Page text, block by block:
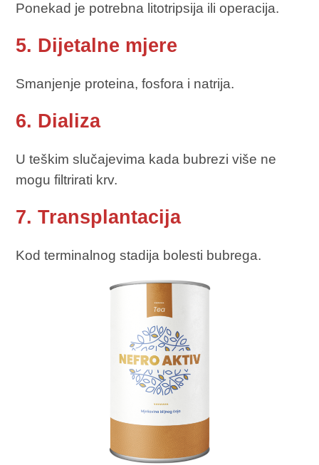
Ponekad je potrebna litotripsija ili operacija.
5. Dijetalne mjere
Smanjenje proteina, fosfora i natrija.
6. Dializa
U teškim slučajevima kada bubrezi više ne
mogu filtrirati krv.
7. Transplantacija
Kod terminalnog stadija bolesti bubrega.